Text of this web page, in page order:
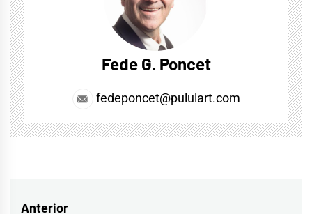
Fede G. Poncet
fedeponcet@pululart.com
Anterior